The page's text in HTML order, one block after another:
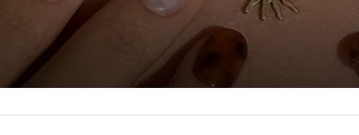
Yapabileceğiniz En
Jel Tırnak Modelleri